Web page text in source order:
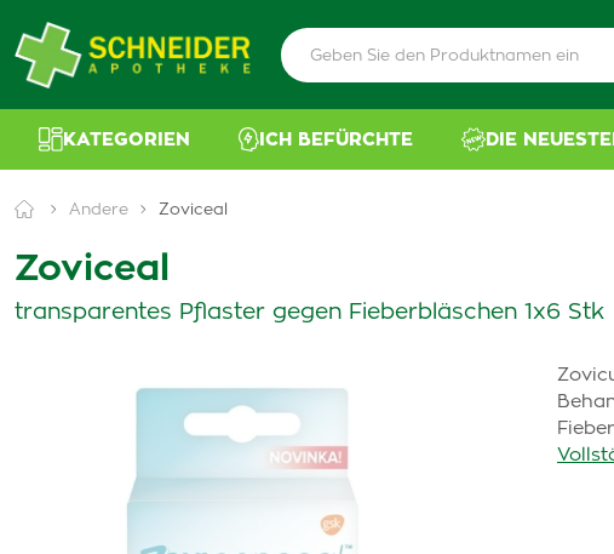
KATEGORIEN ICH BEFÜRCHTE DIE
Andere Zoviceal
Zoviceal
transparentes Pflaster gegen Fieberbläschen 1x6 Stk